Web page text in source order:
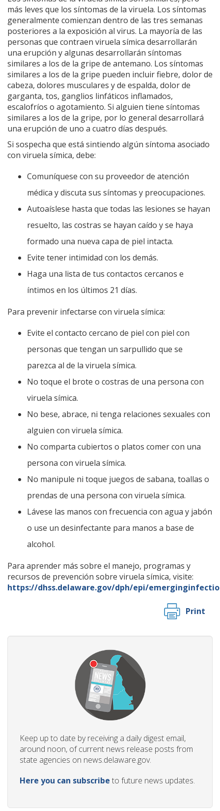
más leves que los síntomas de la viruela. Los síntomas
generalmente comienzan dentro de las tres semanas
posteriores a la exposición al virus. La mayoría de las
personas que contraen viruela símica desarrollarán
una erupción y algunas desarrollarán síntomas
similares a los de la gripe de antemano. Los síntomas
similares a los de la gripe pueden incluir fiebre, dolor de
cabeza, dolores musculares y de espalda, dolor de
garganta, tos, ganglios linfáticos inflamados,
escalofríos o agotamiento. Si alguien tiene síntomas
similares a los de la gripe, por lo general desarrollará
una erupción de uno a cuatro días después.
Si sospecha que está sintiendo algún síntoma asociado
con viruela símica, debe:
Comuníquese con su proveedor de atención
médica y discuta sus síntomas y preocupaciones.
Autoaíslese hasta que todas las lesiones se hayan
resuelto, las costras se hayan caído y se haya
formado una nueva capa de piel intacta.
Evite tener intimidad con los demás.
Haga una lista de tus contactos cercanos e
íntimos en los últimos 21 días.
Para prevenir infectarse con viruela símica:
Evite el contacto cercano de piel con piel con
personas que tengan un sarpullido que se
parezca al de la viruela símica.
No toque el brote o costras de una persona con
viruela símica.
No bese, abrace, ni tenga relaciones sexuales con
alguien con viruela símica.
No comparta cubiertos o platos comer con una
persona con viruela símica.
No manipule ni toque juegos de sabana, toallas o
prendas de una persona con viruela símica.
Lávese las manos con frecuencia con agua y jabón
o use un desinfectante para manos a base de
alcohol.
Para aprender más sobre el manejo, programas y
recursos de prevención sobre viruela símica, visite:
https://dhss.delaware.gov/dph/epi/
Print
Keep up to date by receiving a daily digest email,
around noon, of current news release posts from
state agencies on news.delaware.gov.
Here you can subscribe to future news updates.